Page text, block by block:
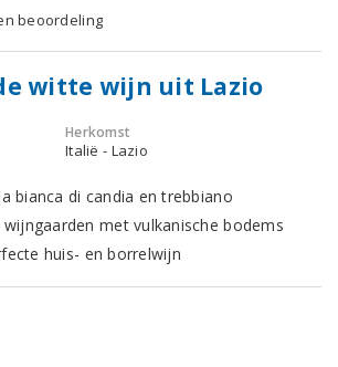
beoordeling
witte wijn uit Lazio
Herkomst
Italië - Lazio
bianca di candia en trebbiano
met vulkanische bodems
huis- en borrelwijn